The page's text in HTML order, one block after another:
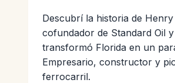
Descubrí la historia de
cofundador de Standard Oil
transformó Florida en un
Empresario, constructor y
ferrocarril.